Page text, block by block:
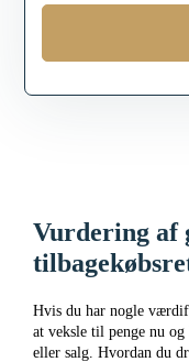
Vurdering af
Hvis du har nogle
at veksle til penge nu og
eller salg. Hvordan du